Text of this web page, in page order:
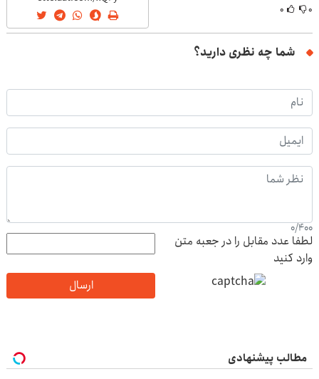
۰ ۰
شما چه نظری دارید؟
0/400
لطفا عدد مقابل را در جعبه متن
وارد کنید
ارسال
مطالب پیشنهادی